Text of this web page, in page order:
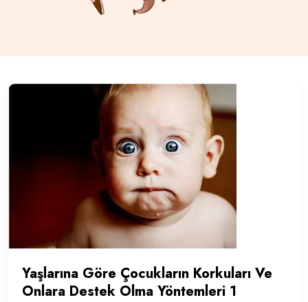
Yaşlarına Göre Çocukların Korkuları Ve
Onlara Destek Olma Yöntemleri 1